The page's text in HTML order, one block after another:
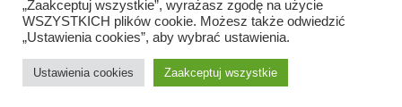
© Prawa autorskie PETs'DIET
zastrzeżone.
Kontakt
„Zaakceptuj wszystkie”, wyrażasz zgodę na użycie
WSZYSTKICH plików cookie. Możesz także odwiedzić
„Ustawienia cookies”, aby wybrać ustawienia.
Ustawienia cookies Zaakceptuj wszystkie